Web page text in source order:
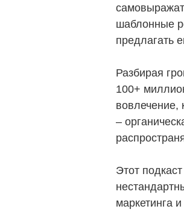
шаблонные
предлагать
Разбирая
100+
вовлечение,
–
Этот
маркетинга